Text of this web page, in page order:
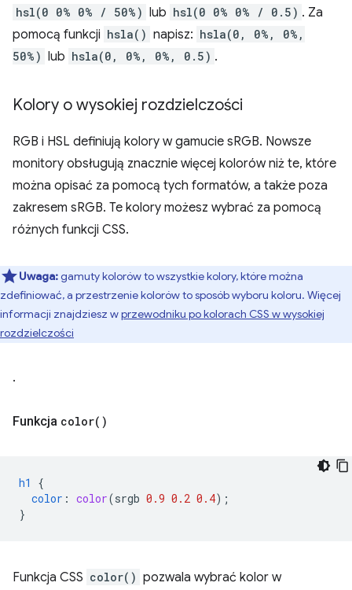
hsl(0 0% 0% / 50%) lub hsl(0 0% 0% / 0.5) . Za
pomocą funkcji hsla() napisz: hsla(0, 0%, 0%,
50%) lub hsla(0, 0%, 0%, 0.5) .
Kolory o wysokiej rozdzielczości
RGB i HSL definiują kolory w gamucie sRGB. Nowsze
monitory obsługują znacznie więcej kolorów niż te, które
można opisać za pomocą tych formatów, a także poza
zakresem sRGB. Te kolory możesz wybrać za pomocą
różnych funkcji CSS.
Uwaga:gamuty kolorów to wszystkie kolory, które można
zdefiniować, a przestrzenie kolorów to sposób wyboru koloru. Więcej
informacji znajdziesz wprzewodniku po kolorach CSS w wysokiej
rozdzielczości
.
Funkcja color( )
h1
{
color : color(srgb 0.9 0.2 0.4);
}
Funkcja CSS color() pozwala wybrać kolor w